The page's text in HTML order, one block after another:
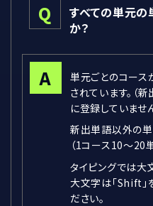
Q
すべての単元
か？
A
単元ごとのコース
されています。（
に登録していません
新出単語以外の単
（1コース10～20
タイピングでは大
大文字は「Shift」
ださい。